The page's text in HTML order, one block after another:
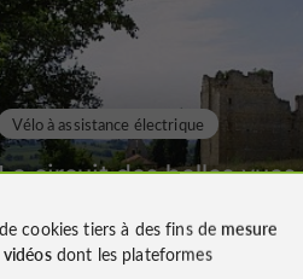
circuit des belles vues
Vélo à assistance électrique
cookies tiers à des fins de mesure
vidéosdont les plateformes